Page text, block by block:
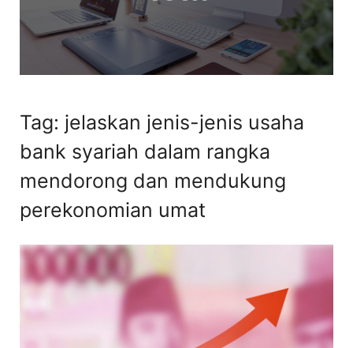
Tag: jelaskan jenis-jenis usaha
bank syariah dalam rangka
mendorong dan mendukung
perekonomian umat